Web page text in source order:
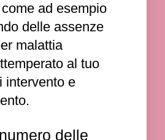
ad esempio
delle assenze
malattia
al tuo
intervento e
delle